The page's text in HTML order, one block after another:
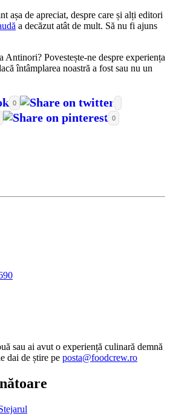
așa de apreciat, despre care și alți editori
a decăzut atât de mult. Să nu fi ajuns
Antinori? Povestește-ne despre experiența
întâmplarea noastră a fost sau nu un
0
0
sau ai avut o experiență culinară demnă
dai de știre pe posta@foodcrew.ro